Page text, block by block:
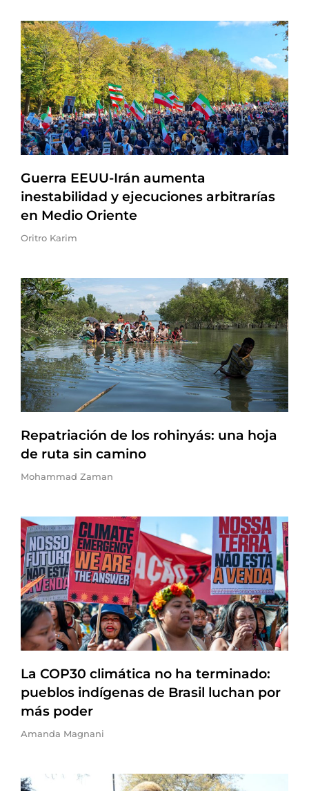
Guerra EEUU-Irán aumenta
inestabilidad y ejecuciones arbitrarías
en Medio Oriente
Oritro Karim
Repatriación de los rohinyás: una hoja
de ruta sin camino
Mohammad Zaman
La COP30 climática no ha terminado:
pueblos indígenas de Brasil luchan por
más poder
Amanda Magnani